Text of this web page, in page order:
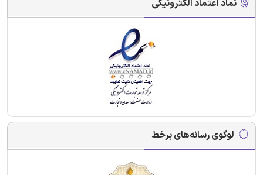
نماد اعتماد الکترونیکی
لوگوی رسانه‌های برخط